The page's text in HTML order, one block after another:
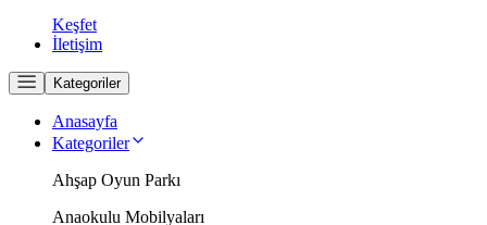
Keşfet
İletişim
Kategoriler
Anasayfa
Kategoriler
Ahşap Oyun Parkı
Anaokulu Mobilyaları